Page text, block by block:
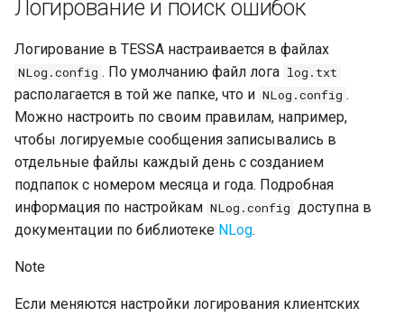
Работа с удаленными
карточками
файлами
Настройка файловых
хранилищ
Настройки базы данных для
истории действий
Кэш файлов
Лицензии и сессии
Карточка лицензии
Логирование и поиск ошибок
Логирование в TESSA настраивается в файлах
NLog.config . По умолчанию файл лога log.txt
располагается в той же папке, что и NLog.config .
Можно настроить по своим правилам, например,
чтобы логируемые сообщения записывались в
отдельные файлы каждый день с созданием
подпапок с номером месяца и года. Подробная
информация по настройкам NLog.config доступна в
документации по библиотеке NLog.
Note
Если меняются настройки логирования клиентских